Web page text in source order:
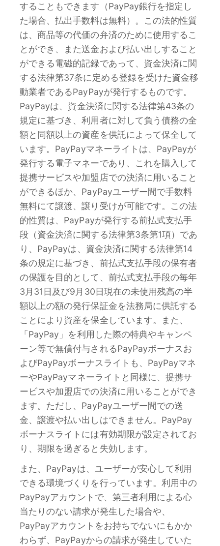
することもできます（PayPay銀行を指定し
た場合、払出手数料は無料）。この法的性質
は、商品等の代価の弁済のために使用するこ
とができ、また送金および払い出しすること
ができる電磁的記録であって、資金決済に関
する法律第37条に定める登録を受けた資金移
動業者であるPayPayが発行するものです。
PayPayは、資金決済に関する法律第43条の
規定に基づき、利用者に対して負う債務の全
額と同額以上の資産を供託によって保全して
います。PayPayマネーライトは、PayPayが
発行する電子マネーであり、これを購入して
提携サービスや加盟店での決済に用いること
ができるほか、PayPayユーザー間で手数料
無料にて譲渡、譲り受けが可能です。この法
的性質は、PayPayが発行する前払式支払手
段（資金決済に関する法律第3条第1項）であ
り、PayPayは、資金決済に関する法律第14
条の規定に基づき、前払式支払手段の保有者
の保護を目的として、前払式支払手段の毎年
3月31日及び9月30日現在の未使用残高の半
額以上の額の発行保証金を法務局に供託する
ことにより資産を保全しています。また、
「PayPay」を利用した際の特典やキャンペ
ーン等で無償付与されるPayPayボーナスお
よびPayPayボーナスライトも、PayPayマネ
ーやPayPayマネーライトと同様に、提携サ
ービスや加盟店での決済に用いることができ
ます。ただし、PayPayユーザー間での送
金、譲渡や払い出しはできません。PayPay
ボーナスライトには有効期限が設定されてお
り、期限を過ぎると失効します。
また、PayPayは、ユーザーが安心して利用
できる環境づくりを行っています。利用中の
PayPayアカウントで、第三者利用による心
当たりのない請求が発生した場合や、
PayPayアカウントをお持ちでないにもかか
わらず、PayPayからの請求が発生していた